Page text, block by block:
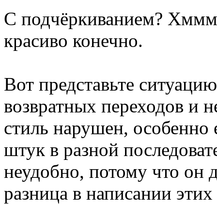
С подчёркиванием?
красиво конечно.
Вот представьте
возвратных переходов и
стиль нарушен,
штук в разной
неудобно, потому что он
разница в написании